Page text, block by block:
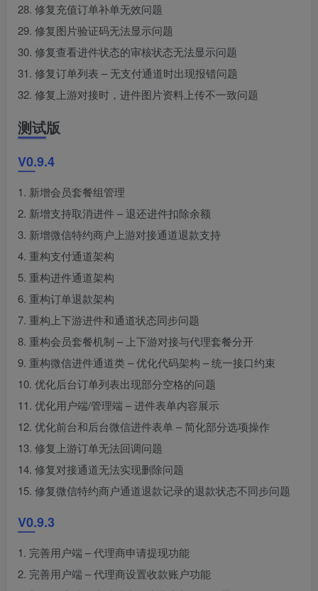
28. 修复充值订单补单无效问题
29. 修复图片验证码无法显示问题
30. 修复查看进件状态的审核状态无法显示问题
31. 修复订单列表 – 无支付通道时出现报错问题
32. 修复上游对接时，进件图片资料上传不一致问题
测试版
V0.9.4
1. 新增会员套餐组管理
2. 新增支持取消进件 – 退还进件扣除余额
3. 新增微信特约商户上游对接通道退款支持
4. 重构支付通道架构
5. 重构进件通道架构
6. 重构订单退款架构
7. 重构上下游进件和通道状态同步问题
8. 重构会员套餐机制 – 上下游对接与代理套餐分开
9. 重构微信进件通道类 – 优化代码架构 – 统一接口约束
10. 优化后台订单列表出现部分空格的问题
11. 优化用户端/管理端 – 进件表单内容展示
12. 优化前台和后台微信进件表单 – 简化部分选项操作
13. 修复上游订单无法回调问题
14. 修复对接通道无法实现删除问题
15. 修复微信特约商户通道退款记录的退款状态不同步问题
V0.9.3
1. 完善用户端 – 代理商申请提现功能
2. 完善用户端 – 代理商设置收款账户功能